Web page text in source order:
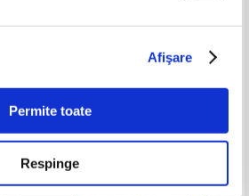
Afişare
Permite toate
Respinge